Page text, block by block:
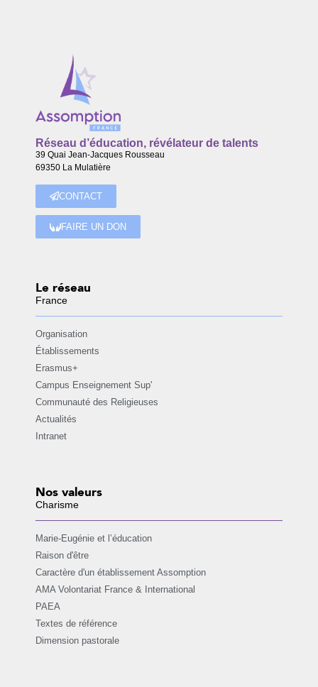
Réseau d’éducation, révélateur de talents
39 Quai Jean-Jacques Rousseau
69350 La Mulatière
CONTACT
FAIRE UN DON
Le réseau
France
Organisation
Établissements
Erasmus+
Campus Enseignement Sup'
Communauté des Religieuses
Actualités
Intranet
Nos valeurs
Charisme
Marie-Eugénie et l’éducation
Raison d'être
Caractère d'un établissement Assomption
AMA Volontariat France & International
PAEA
Textes de référence
Dimension pastorale